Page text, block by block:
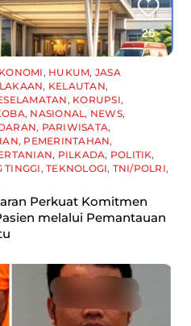
, HUKUM, JASA
, KELAUTAN,
, KORUPSI,
, NASIONAL, NEWS,
, PARIWISATA,
, PEMERINTAHAN,
, PILKADA, POLITIK,
TINGGI,TEKNOLOGI, TNI/POLRI,
Perkuat Komitmen
melalui Pemantauan